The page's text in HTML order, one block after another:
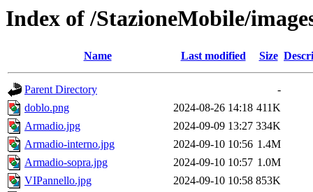
Index of /StazioneMobile/
Name Last modified Size
Parent Directory
-
doblo.png
2024-08-26 14:18 411K
Armadio.jpg
2024-09-09 13:27 334K
Armadio-interno.jpg
2024-09-10 10:56 1.4M
Armadio-sopra.jpg
2024-09-10 10:57 1.0M
VIPannello.jpg
2024-09-10 10:58 853K